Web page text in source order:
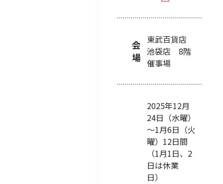
会
場
東武百貨店
池袋店 8階
催事場
2025年12月
24日（水曜）
～1月6日（火
曜）12日間
（1月1日、2
日は休業
日）